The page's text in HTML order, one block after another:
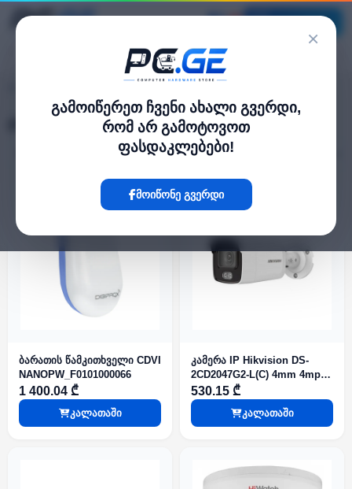
×
გამოიწერეთ ჩვენი ახალი გვერდი,
რომ არ გამოტოვოთ
ფასდაკლებები!
მოიწონე გვერდი
ვიდეო კამერები
24 პროდუქტი
ბარათის წამკითხველი CDVI
NANOPW_F0101000066
1 400.04 ₾
კალათაში
კამერა IP Hikvision DS-
2CD2047G2-L(C) 4mm 4mp
Bullet WL40m ColorVu
530.15 ₾
კალათაში